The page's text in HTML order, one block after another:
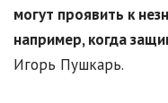
могут проявить к
например, когда
Игорь Пушкарь.